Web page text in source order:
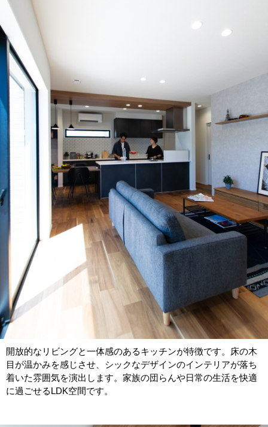
開放的なリビングと一体感のあるキッチンが特徴です。床の木
目が温かみを感じさせ、シックなデザインのインテリアが落ち
着いた雰囲気を演出します。家族の団らんや日常の生活を快適
に過ごせるLDK空間です。